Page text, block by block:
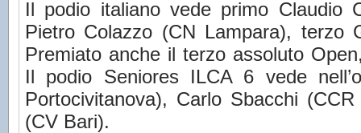
Il podio italiano vede primo Claudio
Pietro Colazzo (CN Lampara), terzo
Premiato anche il terzo assoluto
Il podio Seniores ILCA 6 vede
Portocivitanova), Carlo Sbacchi
(CV Bari).